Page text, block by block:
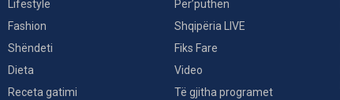
Lifestyle
Fashion
Shëndeti
Dieta
Receta gatimi
Për’puthen
Shqipëria LIVE
Fiks Fare
Video
Të gjitha programet